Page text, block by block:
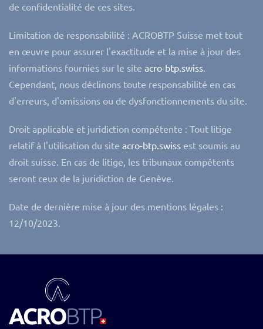
de confidentialité de ces sites.
Limitation de responsabilité : ACROBTP Suisse met tout
en œuvre pour assurer l'exactitude et la mise à jour des
informations fournies sur le site acro-btp.swiss.
Cependant, nous déclinons toute responsabilité en cas
d'erreurs, d'omissions ou de dysfonctionnements du site.
Droit applicable et juridiction compétente : Tout litige
relatif à l'utilisation du site acro-btp.swiss est soumis au
droit suisse. En cas de litige, les tribunaux compétents
seront ceux de la juridiction de Genève.
Date de dernière mise à jour des mentions légales :
12/10/2023.